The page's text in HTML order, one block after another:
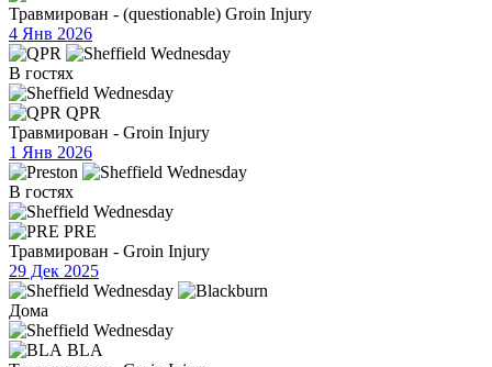
Травмирован - (questionable) Groin Injury
4 Янв 2026
В гостях
QPR
Травмирован - Groin Injury
1 Янв 2026
В гостях
PRE
Травмирован - Groin Injury
29 Дек 2025
Дома
BLA